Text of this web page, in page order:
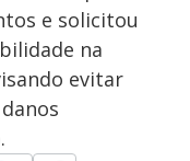
e solicitou
na
evitar